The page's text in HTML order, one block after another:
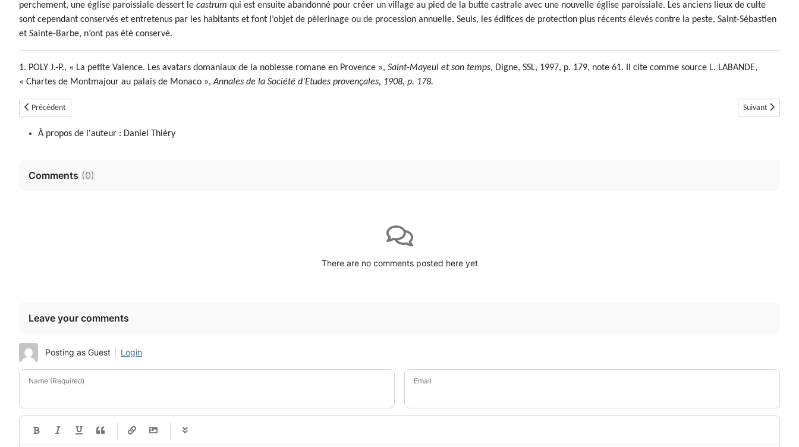
perchement, une église paroissiale dessert le castrum qui est ensuite abandonné pour créer un village au pied de la butte castrale avec une nouvelle église paroissiale. Les anciens lieux de culte
sont cependant conservés et entretenus par les habitants et font l’objet de pèlerinage ou de procession annuelle. Seuls, les édifices de protection plus récents élevés contre la peste, Saint-Sébastien
et Sainte-Barbe, n’ont pas été conservé.
1. POLY J.-P., « La petite Valence. Les avatars domaniaux de la noblesse romane en Provence », Saint-Mayeul et son temps, Digne, SSL, 1997, p. 179, note 61. Il cite comme source L. LABANDE,
« Chartes de Montmajour au palais de Monaco »,Annales de la Société d’Etudes provençales, 1908, p. 178.
Article précédent : Meyronnes
Précédent Article suivant :
Suivant
À propos de l'auteur : Daniel Thiéry
Comments (0)
There are no comments posted here yet
Leave your comments
Posting as Guest Login
Name (Required) Email
-
-